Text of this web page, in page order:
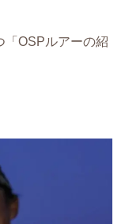
「OSPルアーの紹